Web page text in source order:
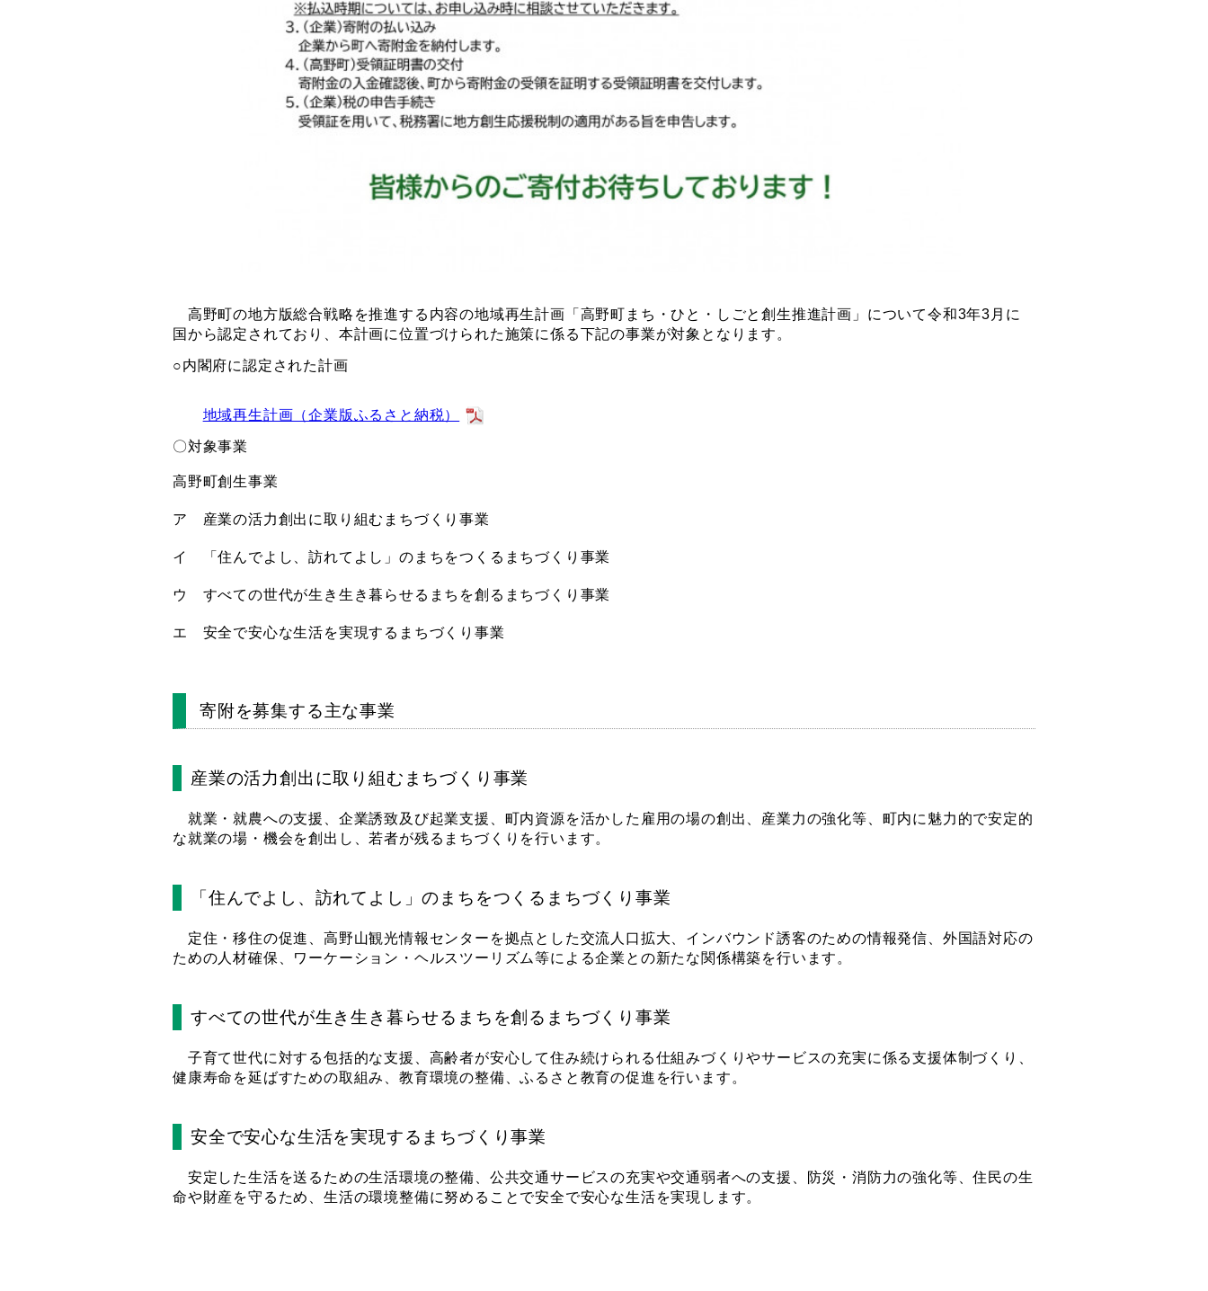
高野町の地方版総合戦略を推進する内容の地域再生計画「高野町まち・ひと・しごと創生推進計画」について令和3年3月に
国から認定されており、本計画に位置づけられた施策に係る下記の事業が対象となります。
○内閣府に認定された計画
地域再生計画（企業版ふるさと納税）
〇対象事業
高野町創生事業
ア 産業の活力創出に取り組むまちづくり事業
イ 「住んでよし、訪れてよし」のまちをつくるまちづくり事業
ウ すべての世代が生き生き暮らせるまちを創るまちづくり事業
エ 安全で安心な生活を実現するまちづくり事業
寄附を募集する主な事業
産業の活力創出に取り組むまちづくり事業
就業・就農への支援、企業誘致及び起業支援、町内資源を活かした雇用の場の創出、産業力の強化等、町内に魅力的で安定的
な就業の場・機会を創出し、若者が残るまちづくりを行います。
「住んでよし、訪れてよし」のまちをつくるまちづくり事業
定住・移住の促進、高野山観光情報センターを拠点とした交流人口拡大、インバウンド誘客のための情報発信、外国語対応の
ための人材確保、ワーケーション・ヘルスツーリズム等による企業との新たな関係構築を行います。
すべての世代が生き生き暮らせるまちを創るまちづくり事業
子育て世代に対する包括的な支援、高齢者が安心して住み続けられる仕組みづくりやサービスの充実に係る支援体制づくり、
健康寿命を延ばすための取組み、教育環境の整備、ふるさと教育の促進を行います。
安全で安心な生活を実現するまちづくり事業
安定した生活を送るための生活環境の整備、公共交通サービスの充実や交通弱者への支援、防災・消防力の強化等、住民の生
命や財産を守るため、生活の環境整備に努めることで安全で安心な生活を実現します。